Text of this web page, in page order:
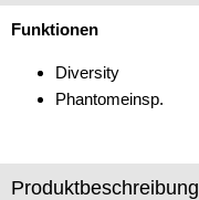
FME
Funktionen
Diversity
Phantomeinsp.
Produktbeschreibung